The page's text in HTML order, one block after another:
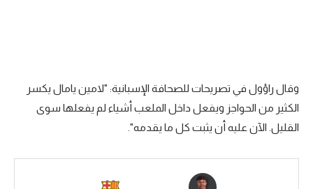
سعودي في الجول
الدوري الإنجليزي
وقال راؤول في تصريحات للصحافة الإسبانية: "لامين يامال يكسر
الكثير من الحواجز ويفعل داخل الملعب أشياء لم يفعلها سوى
القليل. الآن عليه أن يثبت كل ما يقدمه".